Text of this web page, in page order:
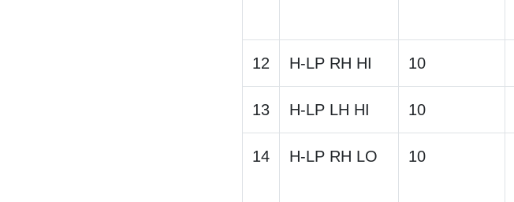
12 H-LP RH HI 10
13 H-LP LH HI 10
14 H-LP RH LO 10